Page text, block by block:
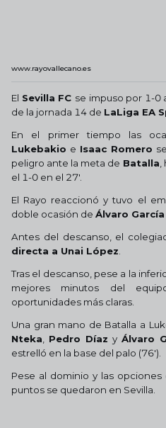
www.rayovallecano.es
El Sevilla FC se impuso por 1-0
de la jornada 14 de LaLiga EA
En el primer tiempo las
Lukebakio e Isaac Romero
peligro ante la meta de Batalla
el 1-0 en el 27'.
El Rayo reaccionó y tuvo el
doble ocasión de Álvaro García
Antes del descanso, el
directa a Unai López
Tras el descanso, pese a la
mejores minutos del
oportunidades más claras.
Una gran mano de Batalla a
Nteka
Pedro Díaz y Álvaro
estrelló en la base del palo (76').
Pese al dominio y las
puntos se quedaron en Sevilla.